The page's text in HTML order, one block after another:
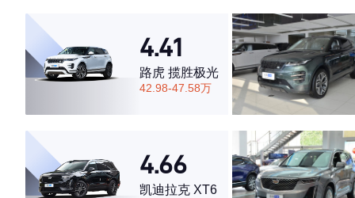
·空间表现一般，低于95%同级车
4.41
路虎 揽胜极光
42.98-47.58万
4.66
凯迪拉克 XT6